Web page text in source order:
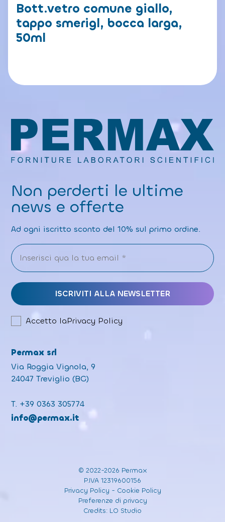
Bott.vetro comune giallo,
tappo smerigl, bocca larga,
50ml
Non perderti le ultime
news e offerte
Ad ogni iscritto sconto del 10% sul primo ordine.
Accetto laPrivacy Policy
Permax srl
Via Roggia Vignola, 9
24047 Treviglio (BG)
T. +39 0363 305774
info@permax.it
© 2022-2026 Permax
P.IVA 12319600156
Privacy Policy - Cookie Policy
Preferenze di privacy
Credits: LO Studio